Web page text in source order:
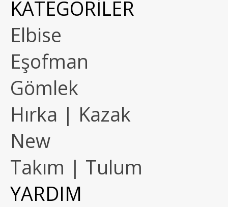
KATEGORİLER
Elbise
Eşofman
Gömlek
Hırka | Kazak
New
Takım | Tulum
YARDIM